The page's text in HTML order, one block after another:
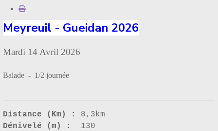
Meyreuil - Gueidan 2026
Mardi 14 Avril 2026
Balade - 1/2 journée
Distance (Km) : 8,3km
Dénivelé (m) : 130